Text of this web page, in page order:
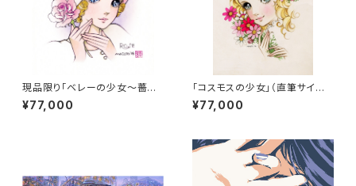
現品限り「ベレーの少女～薔薇
～」（直筆サイン入り）
¥77,000
「コスモスの少女」（直筆サイン
入り）
¥77,000